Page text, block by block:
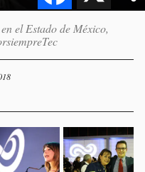
el Estado de México,